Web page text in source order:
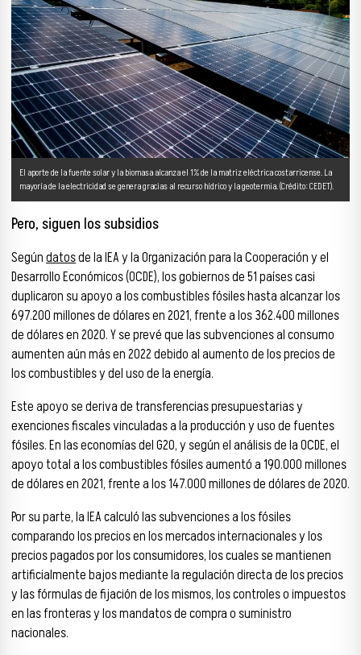
El aporte de la fuente solar y la biomasa alcanza el 1% de la matriz eléctrica costarricense. La
mayoría de la electricidad se genera gracias al recurso hídrico y la geotermia. (Crédito: CEDET).
Pero, siguen los subsidios
Segúndatosde la IEA y la Organización para la Cooperación y el
Desarrollo Económicos (OCDE), los gobiernos de 51 países casi
duplicaron su apoyo a los combustibles fósiles hasta alcanzar los
697.200 millones de dólares en 2021, frente a los 362.400 millones
de dólares en 2020. Y se prevé que las subvenciones al consumo
aumenten aún más en 2022 debido al aumento de los precios de
los combustibles y del uso de la energía.
Este apoyo se deriva de transferencias presupuestarias y
exenciones fiscales vinculadas a la producción y uso de fuentes
fósiles. En las economías del G20, y según el análisis de la OCDE, el
apoyo total a los combustibles fósiles aumentó a 190.000 millones
de dólares en 2021, frente a los 147.000 millones de dólares de 2020.
Por su parte, la IEA calculó las subvenciones a los fósiles
comparando los precios en los mercados internacionales y los
precios pagados por los consumidores, los cuales se mantienen
artificialmente bajos mediante la regulación directa de los precios
y las fórmulas de fijación de los mismos, los controles o impuestos
en las fronteras y los mandatos de compra o suministro
nacionales.